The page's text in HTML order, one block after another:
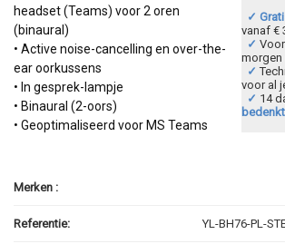
headset (Teams) voor 2 oren
(binaural)
• Active noise-cancelling en over-the-
ear oorkussens
• In gesprek-lampje
• Binaural (2-oors)
• Geoptimaliseerd voor MS Teams
✓
vanaf €
✓
morgen
✓
voor al
✓ 14
Merken :
Referentie: YL-BH76-PL-